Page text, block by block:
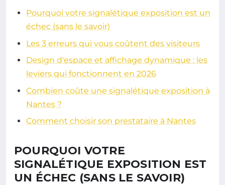
Pourquoi votre signalétique exposition est un
échec (sans le savoir)
Les 3 erreurs qui vous coûtent des visiteurs
Design d'espace et affichage dynamique : les
leviers qui fonctionnent en 2026
Combien coûte une signalétique exposition à
Nantes ?
Comment choisir son prestataire à Nantes
POURQUOI VOTRE
SIGNALÉTIQUE EXPOSITION EST
UN ÉCHEC (SANS LE SAVOIR)